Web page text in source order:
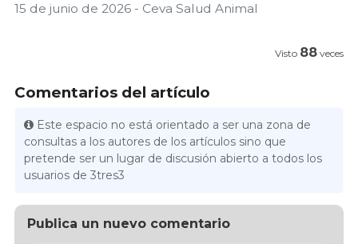
15 de junio de 2026 - Ceva Salud Animal
Visto 88 veces
Comentarios del artículo
Este espacio no está orientado a ser una zona de
consultas a los autores de los artículos sino que
pretende ser un lugar de discusión abierto a todos los
usuarios de 3tres3
Publica un nuevo comentario